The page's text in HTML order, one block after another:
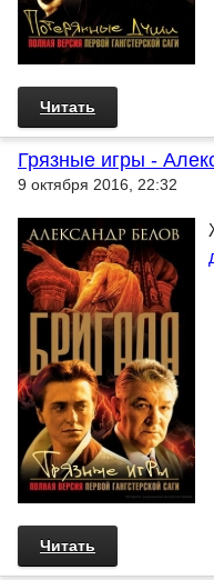
Читать
Грязные игры -
9 октября 2016, 22:32
Читать